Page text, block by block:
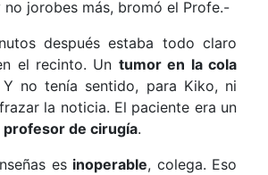
no jorobes más, bromó el Profe.-
después estaba todo claro
el recinto. Un tumor en la cola
no tenía sentido, para Kiko, ni
la noticia. El paciente era un
de cirugía.
es inoperable, colega. Eso